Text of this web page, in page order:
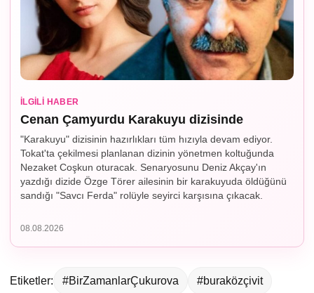
İLGILI HABER
Cenan Çamyurdu Karakuyu dizisinde
"Karakuyu" dizisinin hazırlıkları tüm hızıyla devam ediyor.
Tokat'ta çekilmesi planlanan dizinin yönetmen koltuğunda
Nezaket Coşkun oturacak. Senaryosunu Deniz Akçay'ın
yazdığı dizide Özge Törer ailesinin bir karakuyuda öldüğünü
sandığı "Savcı Ferda" rolüyle seyirci karşısına çıkacak.
08.08.2026
Etiketler: #BirZamanlarÇukurova #buraközçivit